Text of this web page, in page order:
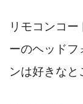
リモコンコ
ーのヘッドフ
ンは好きなと